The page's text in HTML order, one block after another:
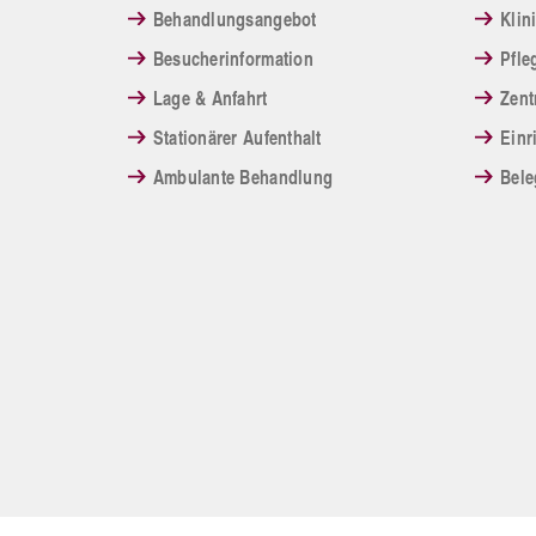
Behandlungsangebot
Besucherinformation
Lage & Anfahrt
Stationärer Aufenthalt
Ambulante Behandlung